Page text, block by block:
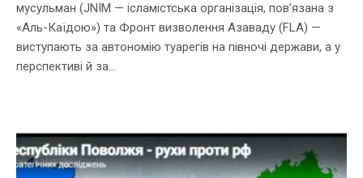
мусульман (JNIM — ісламістська організація, пов’язана з
«Аль-Каїдою») та Фронт визволення Азаваду (FLA) —
виступають за автономію туарегів на півночі держави, а у
перспективі й за...